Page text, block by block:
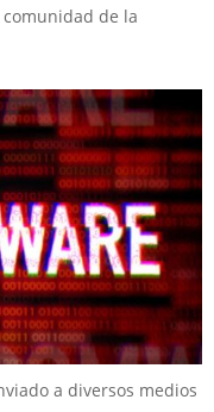
de la
a diversos medios